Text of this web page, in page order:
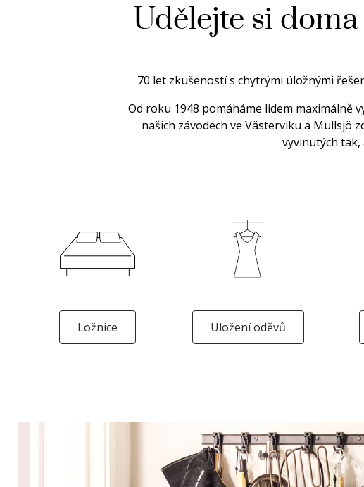
Udělejte si
70 let zkušeností s chytrými úložnými
Od roku 1948 pomáháme lidem maximálně
našich závodech ve Västerviku a Mullsjö
vyvinutých
Ložnice Uložení oděvů